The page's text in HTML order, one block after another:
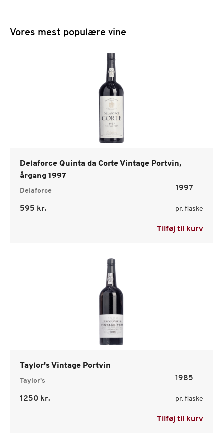
Vores mest populære vine
Delaforce Quinta da Corte Vintage Portvin,
årgang 1997
Delaforce 1997
595 kr. pr. flaske
Tilføj til kurv
Taylor's Vintage Portvin
Taylor's 1985
1250 kr. pr. flaske
Tilføj til kurv